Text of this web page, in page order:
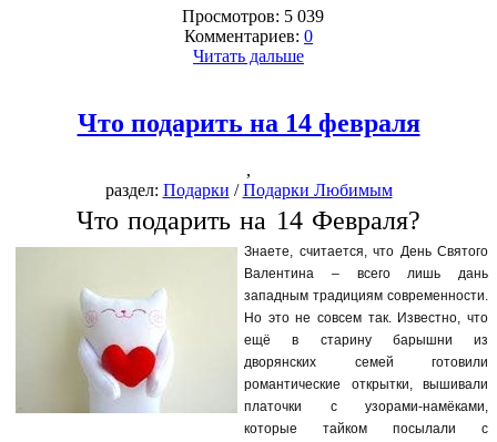
Просмотров: 5 039
Комментариев: 0
Читать дальше
Что подарить на 14 февраля
,
раздел: Подарки /Подарки Любимым
Что подарить на 14 Февраля?
Знаете, считается, что День Святого
Валентина – всего лишь дань
западным традициям современности.
Но это не совсем так. Известно, что
ещё в старину барышни из
дворянских семей готовили
романтические открытки, вышивали
платочки с узорами-намёками,
которые тайком посылали с